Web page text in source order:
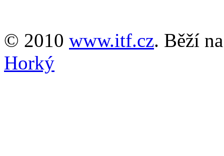
© 2010 www.itf.cz. Běží
Horký